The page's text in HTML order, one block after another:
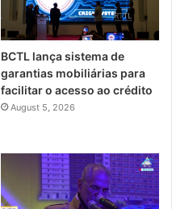
BCTL lança sistema de
garantias mobiliárias para
facilitar o acesso ao crédito
August 5, 2026